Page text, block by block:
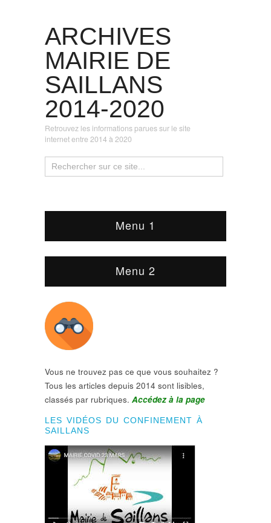
ARCHIVES
MAIRIE DE
SAILLANS
2014-2020
Retrouvez les informations parues sur le site
internet entre 2014 à 2020
Menu 1
Menu 2
Vous ne trouvez pas ce que vous souhaitez ?
Tous les articles depuis 2014 sont lisibles,
classés par rubriques. Accédez à la page
LES VIDÉOS DU CONFINEMENT À
SAILLANS